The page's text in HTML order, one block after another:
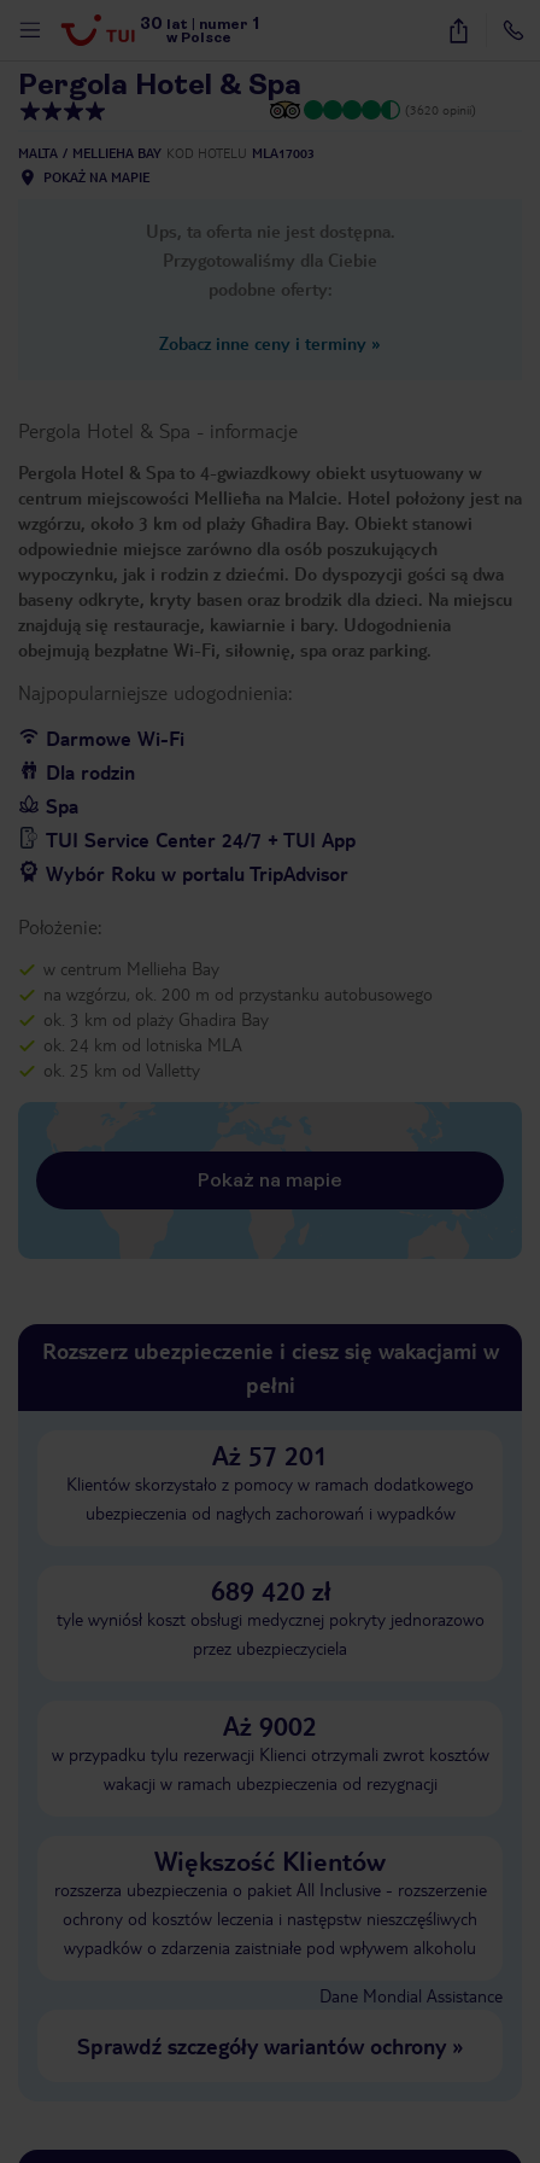
30 lat numer 1
w Polsce
34
Pergola Hotel & Spa
(3620 opinii)
MALTA MELLIEHA BAY KOD HOTELU MLA17003
POKAŻ NA MAPIE
Ups, ta oferta nie jest dostępna.
Przygotowaliśmy dla Ciebie
podobne oferty:
Zobacz inne ceny i terminy »
Pergola Hotel & Spa - informacje
Pergola Hotel & Spa to 4-gwiazdkowy obiekt usytuowany w
centrum miejscowości Mellieħa na Malcie. Hotel położony jest na
wzgórzu, około 3 km od plaży Għadira Bay. Obiekt stanowi
odpowiednie miejsce zarówno dla osób poszukujących
wypoczynku, jak i rodzin z dziećmi. Do dyspozycji gości są dwa
baseny odkryte, kryty basen oraz brodzik dla dzieci. Na miejscu
znajdują się restauracje, kawiarnie i bary. Udogodnienia
obejmują bezpłatne Wi-Fi, siłownię, spa oraz parking.
Najpopularniejsze udogodnienia:
Darmowe Wi-Fi
Dla rodzin
Spa
TUI Service Center 24/7 + TUI App
Wybór Roku w portalu TripAdvisor
Położenie:
w centrum Mellieha Bay
na wzgórzu, ok. 200 m od przystanku autobusowego
ok. 3 km od plaży Ghadira Bay
ok. 24 km od lotniska MLA
ok. 25 km od Valletty
Pokaż na mapie
Rozszerz ubezpieczenie i ciesz się wakacjami w
pełni
Aż 57 201
Klientów skorzystało z pomocy w ramach dodatkowego
ubezpieczenia od nagłych zachorowań i wypadków
689 420 zł
tyle wyniósł koszt obsługi medycznej pokryty jednorazowo
przez ubezpieczyciela
Aż 9002
w przypadku tylu rezerwacji Klienci otrzymali zwrot kosztów
wakacji w ramach ubezpieczenia od rezygnacji
Większość Klientów
rozszerza ubezpieczenia o pakiet All Inclusive - rozszerzenie
ochrony od kosztów leczenia i następstw nieszczęśliwych
wypadków o zdarzenia zaistniałe pod wpływem alkoholu
Dane Mondial Assistance
Sprawdź szczegóły wariantów ochrony»